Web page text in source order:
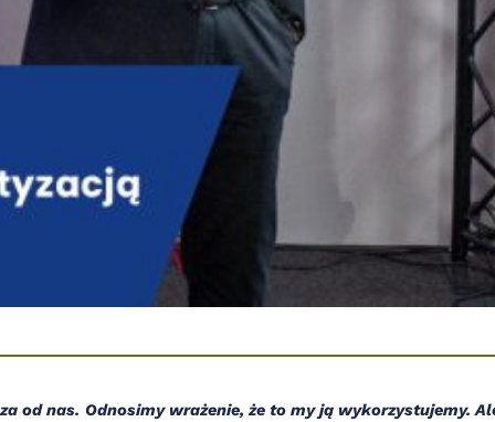
od nas. Odnosimy wrażenie, że to my ją wykorzystujemy.